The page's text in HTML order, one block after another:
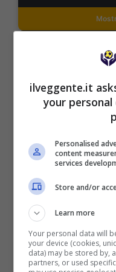
BONUS
Benvenuto
Su DaznBet
ilveggente.it
your
Personalised
content
services
Store and/or
Learn more
Your personal data will
your device (cookies,
data) may be stored by,
partners, or used